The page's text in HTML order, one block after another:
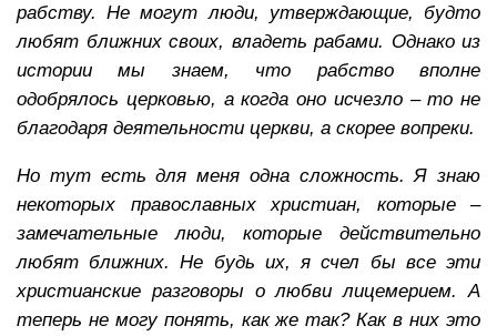
рабству. Не могут люди, утверждающие, будто
любят ближних своих, владеть рабами. Однако из
истории мы знаем, что рабство вполне
одобрялось церковью, а когда оно исчезло – то не
благодаря деятельности церкви, а скорее вопреки.
Но тут есть для меня одна сложность. Я знаю
некоторых православных христиан, которые –
замечательные люди, которые действительно
любят ближних. Не будь их, я счел бы все эти
христианские разговоры о любви лицемерием. А
теперь не могу понять, как же так? Как в них это